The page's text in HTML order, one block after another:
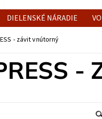
DIELENSKÉ NÁRADIE
- závit vnútorný
-